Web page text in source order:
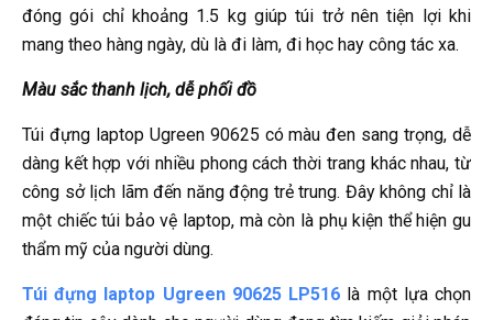
đóng gói chỉ khoảng 1.5 kg giúp túi trở nên tiện lợi khi
mang theo hàng ngày, dù là đi làm, đi học hay công tác xa.
Màu sắc thanh lịch, dễ phối đồ
Túi đựng laptop Ugreen 90625 có màu đen sang trọng, dễ
dàng kết hợp với nhiều phong cách thời trang khác nhau, từ
công sở lịch lãm đến năng động trẻ trung. Đây không chỉ là
một chiếc túi bảo vệ laptop, mà còn là phụ kiện thể hiện gu
thẩm mỹ của người dùng.
Túi đựng laptop Ugreen 90625 LP516 là một lựa chọn